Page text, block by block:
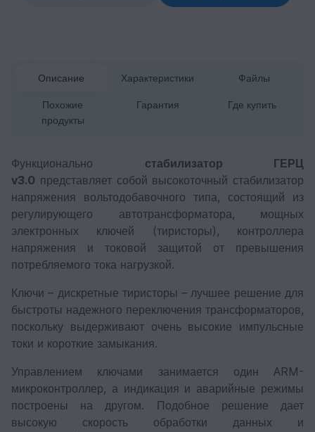
Описание Характеристики Файлы
Похожие
продукты
Гарантия Где купить
Функционально стабилизатор ГЕРЦ
v3.0 представляет собой высокоточный стабилизатор
напряжения вольтодобавочного типа, состоящий из
регулирующего автотрансформатора, мощных
электронных ключей (тиристоры), контроллера
напряжения и токовой защитой от превышения
потребляемого тока нагрузкой.
Ключи – дискретные тиристоры – лучшее решение для
быстроты надежного переключения трансформаторов,
поскольку выдерживают очень высокие импульсные
токи и короткие замыкания.
Управлением ключами занимается один ARM-
микроконтроллер, а индикация и аварийные режимы
построены на другом. Подобное решение дает
высокую скорость обработки данных и